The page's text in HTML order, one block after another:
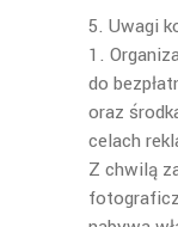
5. Uwagi
1.
do
oraz
celach
Z chwilą